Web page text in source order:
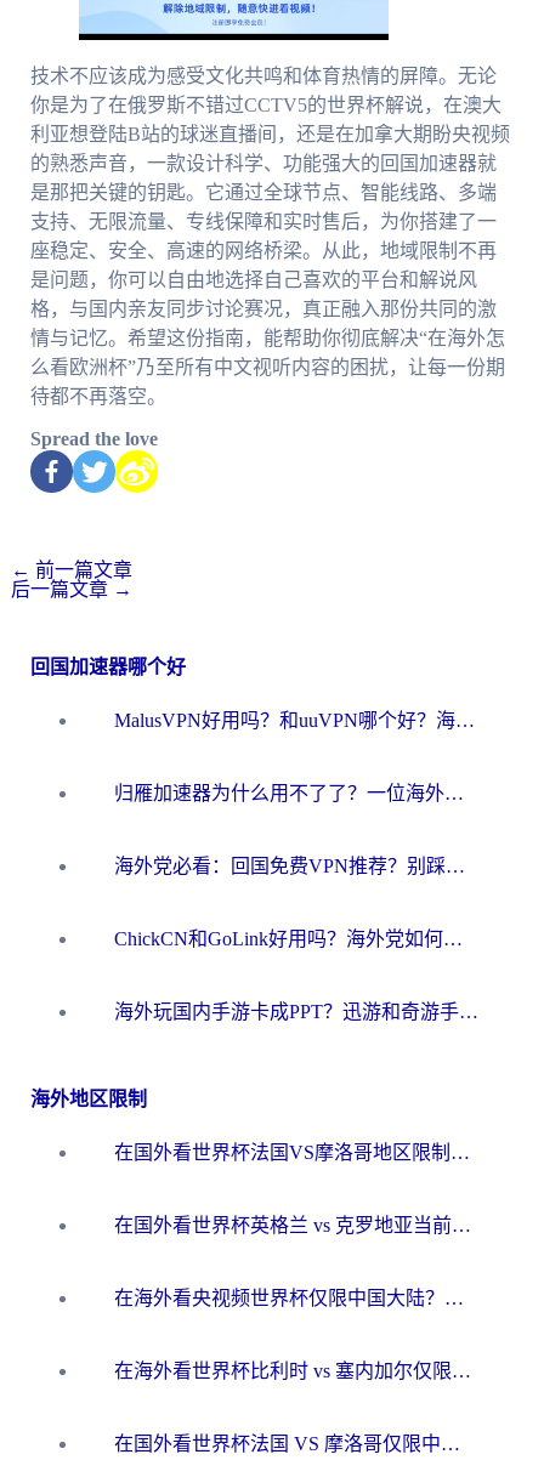
技术不应该成为感受文化共鸣和体育热情的屏障。无论
你是为了在俄罗斯不错过CCTV5的世界杯解说，在澳大
利亚想登陆B站的球迷直播间，还是在加拿大期盼央视频
的熟悉声音，一款设计科学、功能强大的回国加速器就
是那把关键的钥匙。它通过全球节点、智能线路、多端
支持、无限流量、专线保障和实时售后，为你搭建了一
座稳定、安全、高速的网络桥梁。从此，地域限制不再
是问题，你可以自由地选择自己喜欢的平台和解说风
格，与国内亲友同步讨论赛况，真正融入那份共同的激
情与记忆。希望这份指南，能帮助你彻底解决“在海外怎
么看欧洲杯”乃至所有中文视听内容的困扰，让每一份期
待都不再落空。
Spread the love
← 前一篇文章
后一篇文章 →
回国加速器哪个好
MalusVPN好用吗？和uuVPN哪个好？海外党无缝访问国内资源的真实对比与选择指南
归雁加速器为什么用不了了？一位海外游子的真实困惑与技术解答
海外党必看：回国免费VPN推荐？别踩坑！教你选对加速器无缝刷国内资源
ChickCN和GoLink好用吗？海外党如何选对回国加速器
海外玩国内手游卡成PPT？迅游和奇游手游哪个好？一篇讲透回国加速器怎么选
海外地区限制
在国外看世界杯法国VS摩洛哥地区限制？这篇指南让你流畅看中文解说无压力
在国外看世界杯英格兰 vs 克罗地亚当前地区不可播放？这篇指南帮你搞定所有海外观赛难题
在海外看央视频世界杯仅限中国大陆？这篇指南帮你解锁中文解说+无卡顿直播
在海外看世界杯比利时 vs 塞内加尔仅限中国大陆？我找到了最流畅的中文解说之路
在国外看世界杯法国 VS 摩洛哥仅限中国大陆？海外党这样看中文解说赛事不卡顿